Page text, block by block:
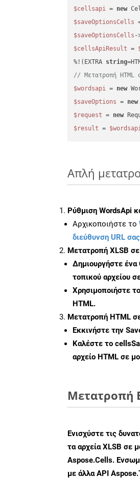
$cellsapi = new
$saveOptionsCells
$saveOptionsCells -
$cellsApiResult =
%!(EXTRA string
// Μετατροπή HTML
$wordsapi = new
$saveOptions = new
$request = new
$result =
Απλή
Ρύθμιση WordsApi
Αρχικοποιήστε το
διεύθυνση URL σας
Μετατροπή XLSB
Δημιουργήστε ένα
τοπικού αρχείου
Χρησιμοποιήστε
HTML.
Μετατροπή HTML
Εκκινήστε την
Καλέστε το
αρχείο HTML σε
Μετατροπή
Ενισχύστε τις
τα αρχεία XLSB σε
Aspose.Cells.
με άλλα API